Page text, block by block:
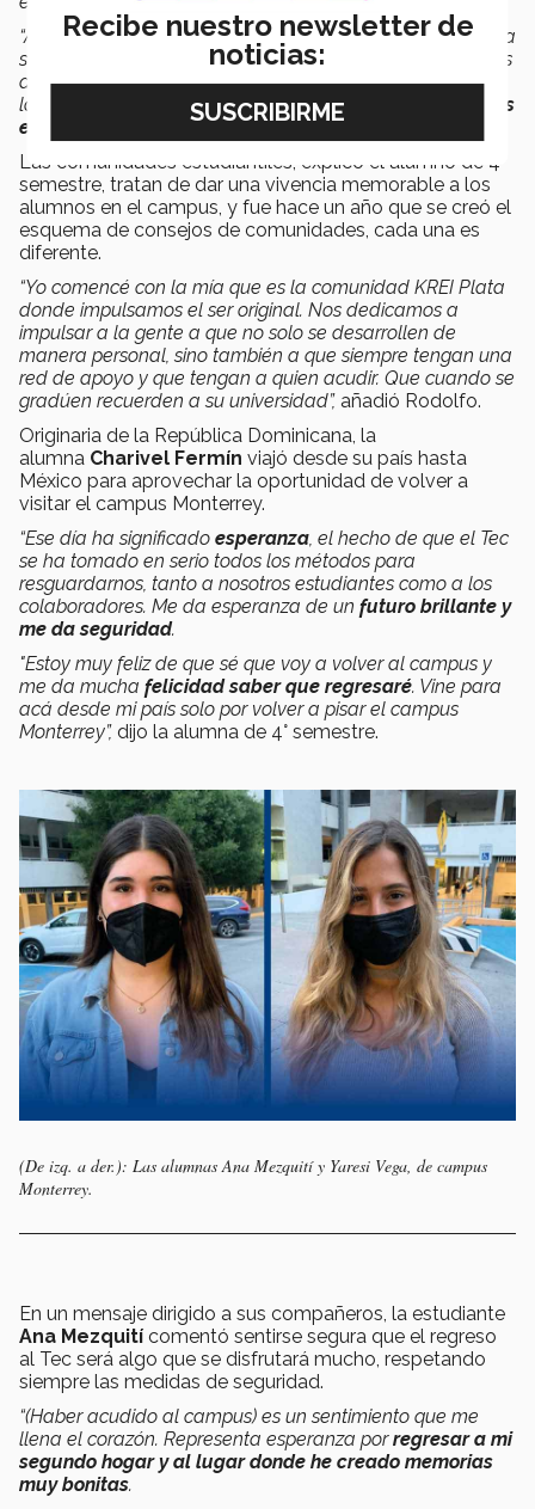
“Al ser líder de comunidad es una experiencia increíble. Ha
sido el trabajo de un año muy difícil, el venir y ser pioneros
de este programa habla del volumen de lo que hemos
logrado en esta nueva vivencia que son las
comunidades
estudiantiles
Tec21”,señaló Arroyo.
Las comunidades estudiantiles, explicó el alumno de 4°
semestre, tratan de dar una vivencia memorable a los
alumnos en el campus, y fue hace un año que se creó el
esquema de consejos de comunidades, cada una es
diferente.
“Yo comencé con la mía que es la comunidad KREI Plata
donde impulsamos el ser original. Nos dedicamos a
impulsar a la gente a que no solo se desarrollen de
manera personal, sino también a que siempre tengan una
red de apoyo y que tengan a quien acudir. Que cuando se
gradúen recuerden a su universidad”, añadió Rodolfo.
Originaria de la República Dominicana, la
alumna Charivel Fermín viajó desde su país hasta
México para aprovechar la oportunidad de volver a
visitar el campus Monterrey.
“Ese día ha significado esperanza , el hecho de que el Tec
se ha tomado en serio todos los métodos para
resguardarnos, tanto a nosotros estudiantes como a los
colaboradores. Me da esperanza de un futuro brillante y
me da seguridad.
"Estoy muy feliz de que sé que voy a volver al campus y
me da mucha felicidad saber que regresaré. Vine para
acá desde mi país solo por volver a pisar el campus
Monterrey”, dijo la alumna de 4° semestre.
(De izq. a der.): Las alumnas Ana Mezquití y Yaresi Vega, de campus
Monterrey.
En un mensaje dirigido a sus compañeros, la estudiante
Ana Mezquití comentó sentirse segura que el regreso
al Tec será algo que se disfrutará mucho, respetando
siempre las medidas de seguridad.
“(Haber acudido al campus) es un sentimiento que me
llena el corazón. Representa esperanza porregresar a mi
segundo hogar y al lugar donde he creado memorias
muy bonitas.
Recibe nuestro newsletter de
noticias: